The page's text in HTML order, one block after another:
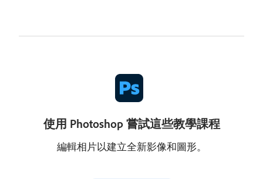
使用 Photoshop 嘗試這些教學課程
編輯相片以建立全新影像和圖形。